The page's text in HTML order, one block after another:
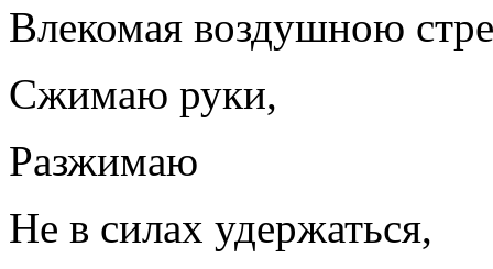
Влекомая воздушною
Сжимаю руки,
Разжимаю
Не в силах удержаться,